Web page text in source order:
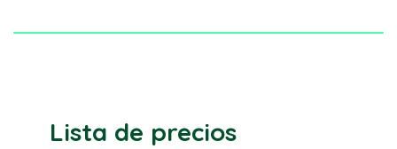
Lista de precios